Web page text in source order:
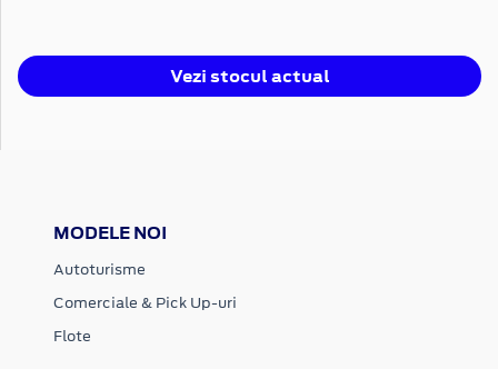
Vezi stocul actual
MODELE NOI
Autoturisme
Comerciale & Pick Up-uri
Flote